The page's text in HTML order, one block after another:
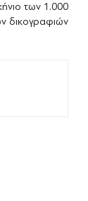
των 1.000
δικογραφιών